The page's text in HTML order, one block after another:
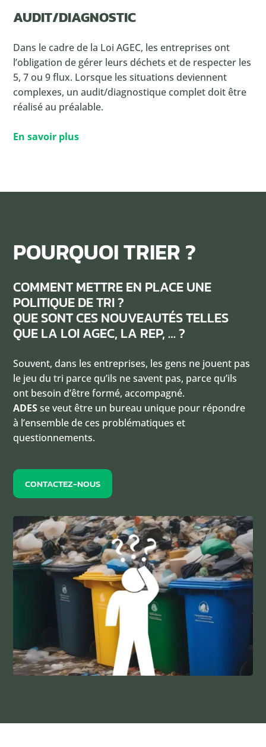
AUDIT/DIAGNOSTIC
Dans le cadre de la Loi AGEC, les entreprises ont
l’obligation de gérer leurs déchets et de respecter les
5, 7 ou 9 flux. Lorsque les situations deviennent
complexes, un audit/diagnostique complet doit être
réalisé au préalable.
En savoir plus
POURQUOI TRIER ?
COMMENT METTRE EN PLACE UNE
POLITIQUE DE TRI ?
QUE SONT CES NOUVEAUTÉS TELLES
QUE LA LOI AGEC, LA REP, … ?
Souvent, dans les entreprises, les gens ne jouent pas
le jeu du tri parce qu’ils ne savent pas, parce qu’ils
ont besoin d’être formé, accompagné.
ADESse veut être un bureau unique pour répondre
à l’ensemble de ces problématiques et
questionnements.
CONTACTEZ-NOUS